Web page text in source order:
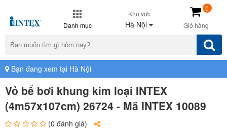
Danh mục
Khu vực
Hà Nội Giỏ hàng
0
Bạn đang xem tại Hà Nội
Vỏ bể bơi khung kim loại INTEX
(4m57x107cm) 26724 - Mã INTEX 10089
(0 đánh giá)